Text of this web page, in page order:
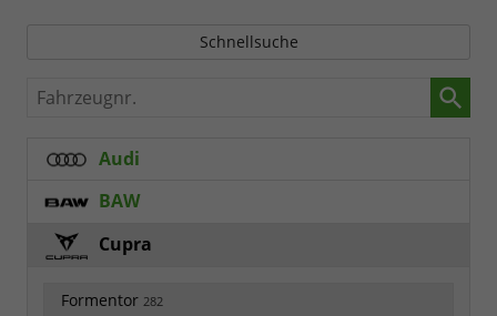
Schnellsuche
Fahrzeugnr.
Audi
BAW
Cupra
Formentor 282